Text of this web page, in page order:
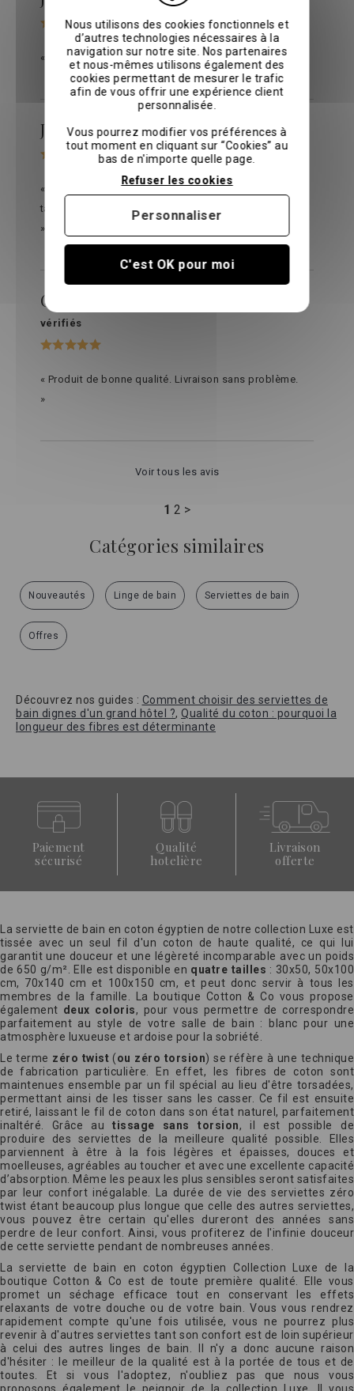
« Design magnifique et qualité parfaite. »
Joris b.le 01/03/2026surAvis vérifiés
« PARFAIT. Grammage, qualité, finition, design Le
tapis que je recherche depuis trop longtemps merci
»
Client anonyme
vérifiés
« Produit de bonne qualité. Livraison sans problème.
»
Voir tous les avis
1 2 >
Catégories similaires
Nouveautés Linge de bain Serviettes de bain
Offres
Découvrez nos guides : Comment choisir des serviettes de
bain dignes d'un grand hôtel ?, Qualité du coton : pourquoi la
longueur des fibres est déterminante
Paiement
sécurisé
Qualité
hotelière
Livraison
offerte
La serviette de bain en coton égyptien de notre collection Luxe est
tissée avec un seul fil d'un coton de haute qualité, ce qui lui
garantit une douceur et une légèreté incomparable avec un poids
de 650 g/m². Elle est disponible en quatre tailles : 30x50, 50x100
cm, 70x140 cm et 100x150 cm, et peut donc servir à tous les
membres de la famille. La boutique Cotton & Co vous propose
également deux coloris, pour vous permettre de correspondre
parfaitement au style de votre salle de bain : blanc pour une
atmosphère luxueuse et ardoise pour la sobriété.
Le terme zéro twist (ou zéro torsion) se réfère à une technique
de fabrication particulière. En effet, les fibres de coton sont
maintenues ensemble par un fil spécial au lieu d'être torsadées,
permettant ainsi de les tisser sans les casser. Ce fil est ensuite
retiré, laissant le fil de coton dans son état naturel, parfaitement
inaltéré. Grâce autissage sans torsion, il est possible de
produire des serviettes de la meilleure qualité possible. Elles
parviennent à être à la fois légères et épaisses, douces et
moelleuses, agréables au toucher et avec une excellente capacité
d’absorption. Même les peaux les plus sensibles seront satisfaites
par leur confort inégalable. La durée de vie des serviettes zéro
twist étant beaucoup plus longue que celle des autres serviettes,
vous pouvez être certain qu'elles dureront des années sans
perdre de leur confort. Ainsi, vous profiterez de l'infinie douceur
de cette serviette pendant de nombreuses années.
La serviette de bain en coton égyptien Collection Luxe de la
boutique Cotton & Co est de toute première qualité. Elle vous
promet un séchage efficace tout en conservant les effets
relaxants de votre douche ou de votre bain. Vous vous rendrez
rapidement compte qu'une fois utilisée, vous ne pourrez plus
revenir à d'autres serviettes tant son confort est de loin supérieur
à celui des autres linges de bain. Il n'y a donc aucune raison
d'hésiter : le meilleur de la qualité est à la portée de tous et de
toutes. Et si vous l'adoptez, n'oubliez pas que nous vous
Nous utilisons des cookies fonctionnels et
d’autres technologies nécessaires à la
navigation sur notre site. Nos partenaires
et nous-mêmes utilisons également des
cookies permettant de mesurer le trafic
afin de vous offrir une expérience client
personnalisée.
Vous pourrez modifier vos préférences à
tout moment en cliquant sur “Cookies” au
bas de n'importe quelle page.
C'est OK pour moi
Refuser les cookies
Personnaliser